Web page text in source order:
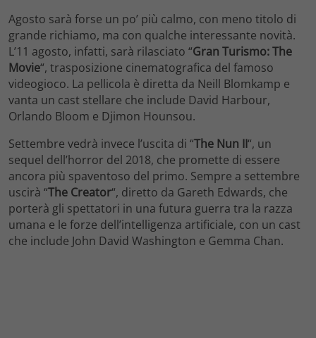
Agosto sarà forse un po’ più calmo, con meno titolo di
grande richiamo, ma con qualche interessante novità.
L’11 agosto, infatti, sarà rilasciato “Gran Turismo: The
Movie“, trasposizione cinematografica del famoso
videogioco. La pellicola è diretta da Neill Blomkamp e
vanta un cast stellare che include David Harbour,
Orlando Bloom e Djimon Hounsou.
Settembre vedrà invece l’uscita di “The Nun II“, un
sequel dell’horror del 2018, che promette di essere
ancora più spaventoso del primo. Sempre a settembre
uscirà “The Creator“, diretto da Gareth Edwards, che
porterà gli spettatori in una futura guerra tra la razza
umana e le forze dell’intelligenza artificiale, con un cast
che include John David Washington e Gemma Chan.